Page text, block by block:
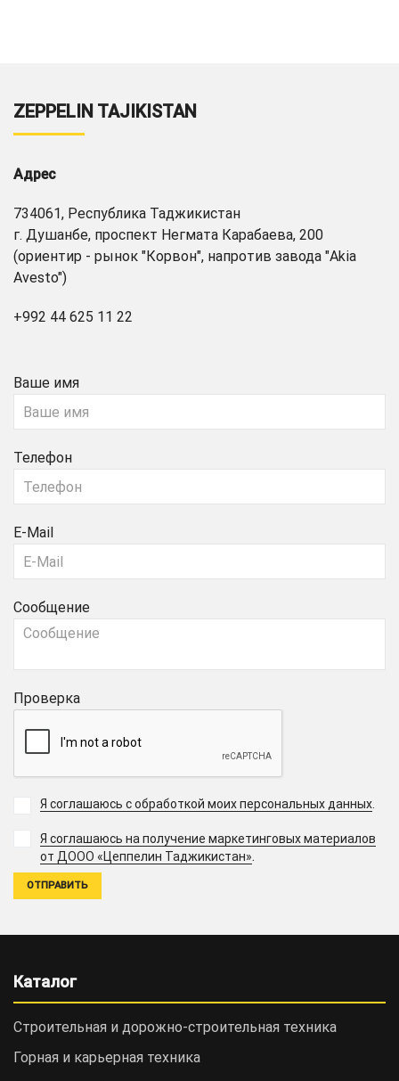
ZEPPELIN TAJIKISTAN
Адрес
734061, Республика Таджикистан
г. Душанбе, проспект Негмата Карабаева, 200
(ориентир - рынок "Корвон", напротив завода "Akia
Avesto")
+992 44 625 11 22
Ваше имя
Телефон
E-Mail
Сообщение
Проверка
Я соглашаюсь с обработкой моих персональных данных.
Я соглашаюсь на получение маркетинговых материалов
от ДООО «Цеппелин Таджикистан».
Каталог
Строительная и дорожно-cтроительная техника
Горная и карьерная техника